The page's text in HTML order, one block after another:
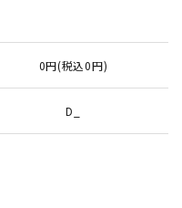
0円(税込0円)
D_